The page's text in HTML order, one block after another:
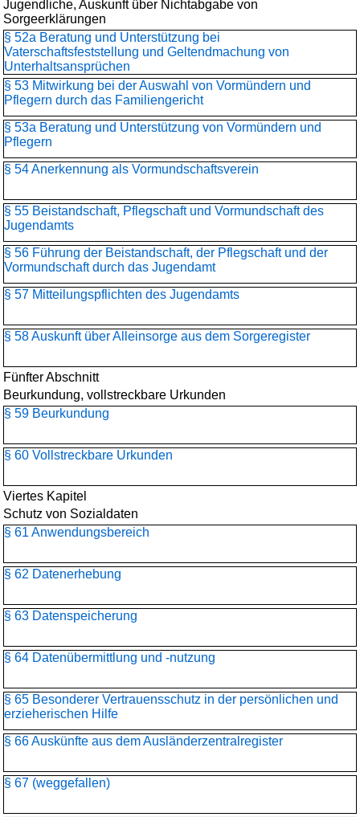
Jugendliche, Auskunft über Nichtabgabe von
Sorgeerklärungen
§ 52a Beratung und Unterstützung bei
Vaterschaftsfeststellung und Geltendmachung von
Unterhaltsansprüchen
§ 53 Mitwirkung bei der Auswahl von Vormündern und
Pflegern durch das Familiengericht
§ 53a Beratung und Unterstützung von Vormündern und
Pflegern
§ 54 Anerkennung als Vormundschaftsverein
§ 55 Beistandschaft, Pflegschaft und Vormundschaft des
Jugendamts
§ 56 Führung der Beistandschaft, der Pflegschaft und der
Vormundschaft durch das Jugendamt
§ 57 Mitteilungspflichten des Jugendamts
§ 58 Auskunft über Alleinsorge aus dem Sorgeregister
Fünfter Abschnitt
Beurkundung, vollstreckbare Urkunden
§ 59 Beurkundung
§ 60 Vollstreckbare Urkunden
Viertes Kapitel
Schutz von Sozialdaten
§ 61 Anwendungsbereich
§ 62 Datenerhebung
§ 63 Datenspeicherung
§ 64 Datenübermittlung und -nutzung
§ 65 Besonderer Vertrauensschutz in der persönlichen und
erzieherischen Hilfe
§ 66 Auskünfte aus dem Ausländerzentralregister
§ 67 (weggefallen)